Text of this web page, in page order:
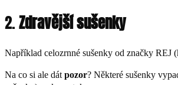
2.Zdravější sušenky
Například celozrnné sušenky od značky REJ
Na co si ale dát pozor? Některé sušenky